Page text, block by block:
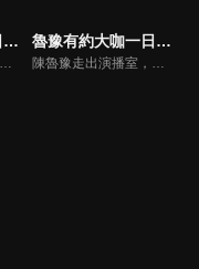
魯豫有約大咖一日行10 魯豫有約大咖一日行8